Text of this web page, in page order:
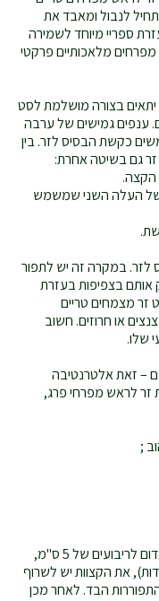
לנבול ומאבד את
ספריי מיוחד לשמירה
מלאכותיים פרקטי
יתאים בצורה מושלמת לסט
ענפים גמישים של ערבה
כקשת הבסיס לזר. בין
זר גם בשיטה אחרת:
של העלה השני שמשמש
במקרה זה יש לתפור
אותם בצפיפות בעזרת
זר מצמחים טריים
או חרוזים. חשוב
שלו.
– זאת אלטרנטיבה
זר לראש מפרחי פרג,
;
ליצירת פרח פרג, יש לחתוך את הסרט האדום לריבועים של 5 ס"מ,
עלי כותרת (לכל פרח 7-9 יחידות), את הקצוות יש לשרוף
הבד. לאחר מכן